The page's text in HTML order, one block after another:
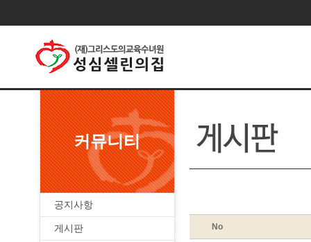
커뮤니티
공지사항
게시판 No